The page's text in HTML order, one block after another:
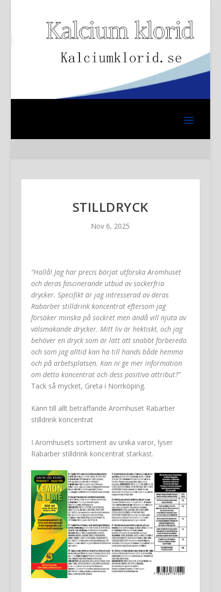
STILLDRYCK
Nov 6, 2025
“Hallå! Jag har precis börjat utforska Aromhuset
och deras fascinerande utbud av sockerfria
drycker. Specifikt är jag intresserad av deras
Rabarber stilldrink koncentrat eftersom jag
försöker minska på sockret men ändå vill njuta av
välsmakande drycker. Mitt liv är hektiskt, och jag
behöver en dryck som är lätt att snabbt förbereda
och som jag alltid kan ha till hands både hemma
och på arbetsplatsen. Kan ni ge mer information
om detta koncentrat och dess positiva attribut?”
Tack så mycket, Greta i Norrköping.
Känn till allt beträffande Aromhuset Rabarber
stilldrink koncentrat
I Aromhusets sortiment av unika varor, lyser
Rabarber stilldrink koncentrat starkast.